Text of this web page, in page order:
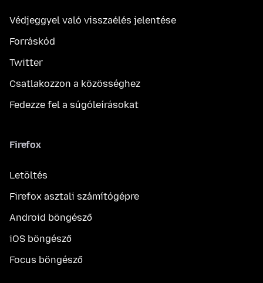
Védjeggyel való visszaélés jelentése
Forráskód
Twitter
Csatlakozzon a közösséghez
Fedezze fel a súgóleírásokat
Firefox
Letöltés
Firefox asztali számítógépre
Android böngésző
iOS böngésző
Focus böngésző